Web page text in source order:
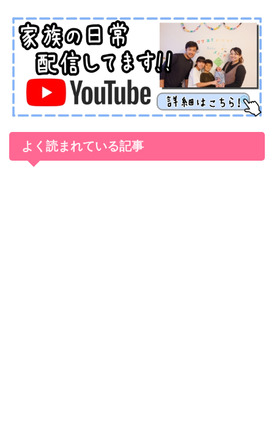
よく読まれている記事